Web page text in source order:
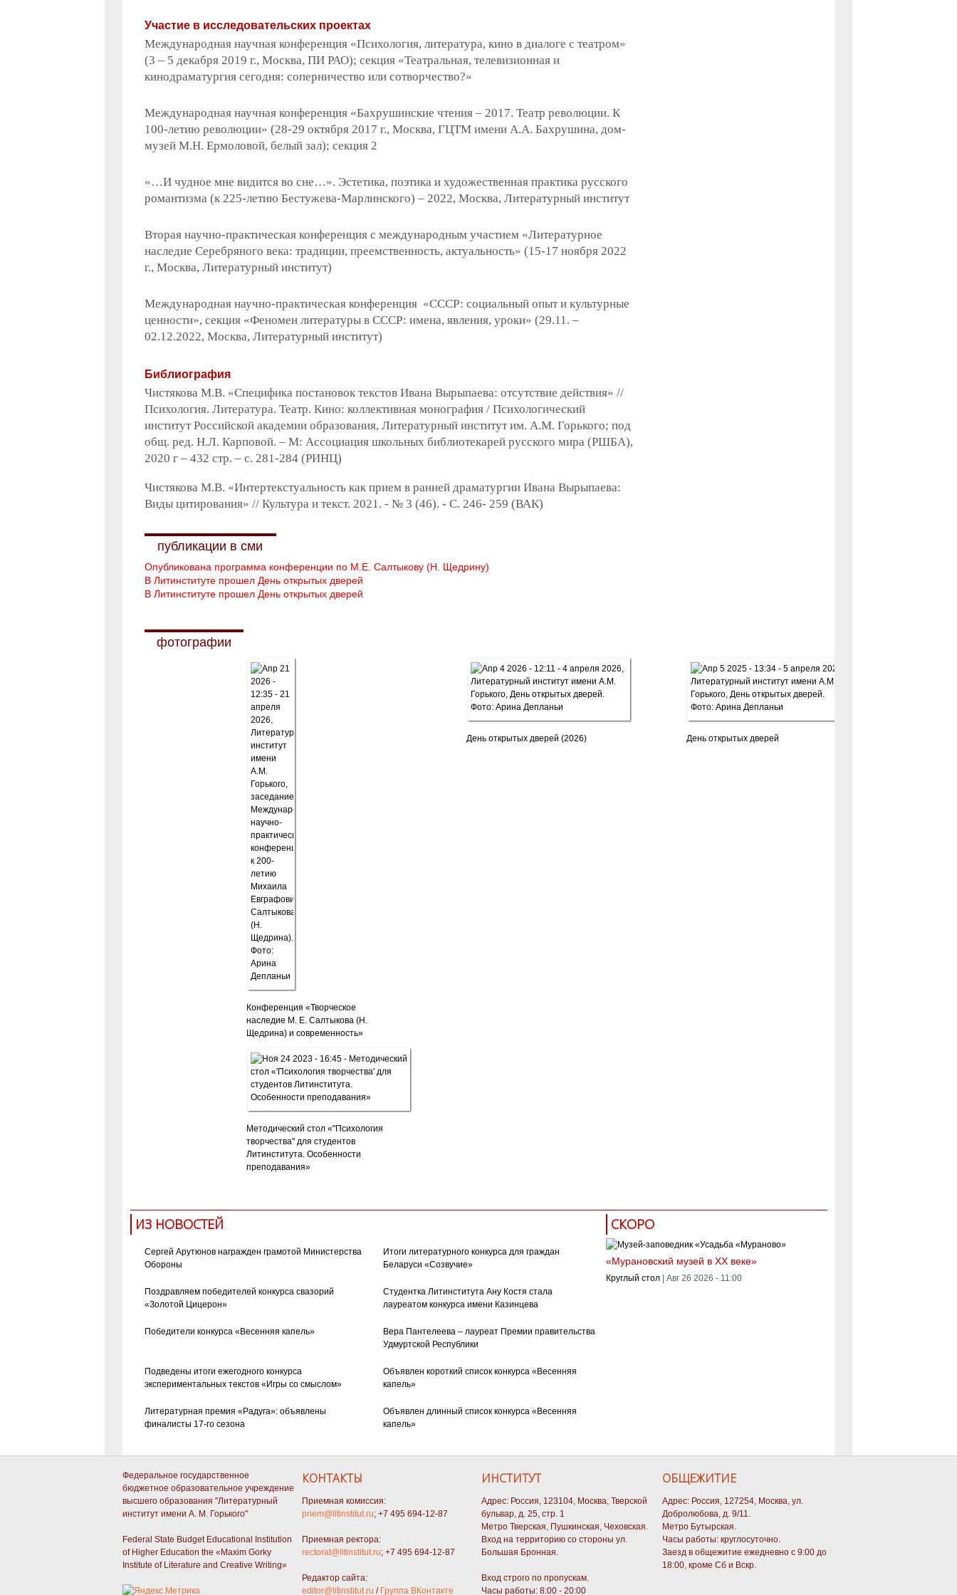
Участие в исследовательских проектах
Международная научная конференция «Психология, литература, кино в диалоге с театром»
(3 – 5 декабря 2019 г., Москва, ПИ РАО); секция «Театральная, телевизионная и
кинодраматургия сегодня: соперничество или сотворчество?»
Международная научная конференция «Бахрушинские чтения – 2017. Театр революции. К
100-летию революции» (28-29 октября 2017 г., Москва, ГЦТМ имени А.А. Бахрушина, дом-
музей М.Н. Ермоловой, белый зал); секция 2
«…И чудное мне видится во сне…». Эстетика, поэтика и художественная практика русского
романтизма (к 225-летию Бестужева-Марлинского) – 2022, Москва, Литературный институт
Вторая научно-практическая конференция с международным участием «Литературное
наследие Серебряного века: традиции, преемственность, актуальность» (15-17 ноября 2022
г., Москва, Литературный институт)
Международная научно-практическая конференция «СССР: социальный опыт и культурные
ценности», секция «Феномен литературы в СССР: имена, явления, уроки» (29.11. –
02.12.2022, Москва, Литературный институт)
Библиография
Чистякова М.В. «Специфика постановок текстов Ивана Вырыпаева: отсутствие действия» //
Психология. Литература. Театр. Кино: коллективная монография / Психологический
институт Российской академии образования, Литературный институт им. А.М. Горького; под
общ. ред. Н.Л. Карповой. – М: Ассоциация школьных библиотекарей русского мира (РШБА),
2020 г – 432 стр. – с. 281-284 (РИНЦ)
Чистякова М.В. «Интертекстуальность как прием в ранней драматургии Ивана Вырыпаева:
Виды цитирования» // Культура и текст. 2021. - № 3 (46). - С. 246- 259 (ВАК)
публикации в сми
Опубликована программа конференции по М.Е. Салтыкову (Н. Щедрину)
В Литинституте прошел День открытых дверей
В Литинституте прошел День открытых дверей
фотографии
Конференция «Творческое
наследие М. Е. Салтыкова (Н.
Щедрина) и современность»
День открытых дверей (2026) День открытых дверей
Методический стол «"Психология
творчества" для студентов
Литинститута. Особенности
преподавания»
ИЗ НОВОСТЕЙ
Сергей Арутюнов награжден грамотой Министерства
Обороны
Итоги литературного конкурса для граждан
Беларуси «Созвучие»
Поздравляем победителей конкурса свазорий
«Золотой Цицерон»
Студентка Литинститута Ану Костя стала
лауреатом конкурса имени Казинцева
Победители конкурса «Весенняя капель»
Вера Пантелеева – лауреат Премии правительства
Удмуртской Республики
Подведены итоги ежегодного конкурса
экспериментальных текстов «Игры со смыслом»
Объявлен короткий список конкурса «Весенняя
капель»
Литературная премия «Радуга»: объявлены
финалисты 17-го сезона
Объявлен длинный список конкурса «Весенняя
капель»
СКОРО
«Мурановский музей в XX веке»
Круглый стол Авг 26 2026 - 11:00
Федеральное государственное
бюджетное образовательное учреждение
высшего образования "Литературный
институт имени А. М. Горького"
Federal State Budget Educational Institution
of Higher Education the «Maxim Gorky
Institute of Literature and Creative Writing»
КОНТАКТЫ
Приемная комиссия:
priem@litinstitut.ru; +7 495 694-12-87
Приемная ректора:
rectorat@litinstitut.ru; +7 495 694-12-87
Редактор сайта:
editor@litinstitut.ru / Группа ВКонтакте
ИНСТИТУТ
Адрес: Россия, 123104, Москва, Тверской
бульвар, д. 25, стр. 1
Метро Тверская, Пушкинская, Чеховская.
Вход на территорию со стороны ул.
Большая Бронная.
Вход строго по пропускам.
Часы работы: 8:00 - 20:00
ОБЩЕЖИТИЕ
Адрес: Россия, 127254, Москва, ул.
Добролюбова, д. 9/11.
Метро Бутырская.
Часы работы: круглосуточно.
Заезд в общежитие ежедневно с 9:00 до
18:00, кроме Сб и Вскр.